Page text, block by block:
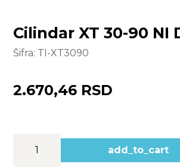
Cilindar XT 30-90 NI
Šifra: TI-XT3090
2.670,46 RSD
add_to_cart